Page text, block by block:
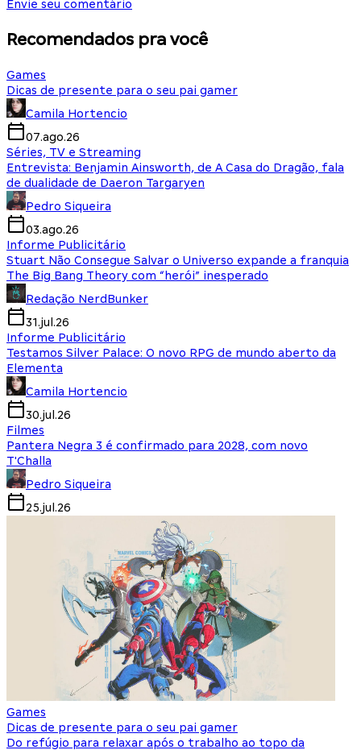
Envie seu comentário
Recomendados pra você
Games
Dicas de presente para o seu pai gamer
Camila Hortencio
07.ago.26
Séries, TV e Streaming
Entrevista: Benjamin Ainsworth, de A Casa do Dragão, fala
de dualidade de Daeron Targaryen
Pedro Siqueira
03.ago.26
Informe Publicitário
Stuart Não Consegue Salvar o Universo expande a franquia
The Big Bang Theory com “herói” inesperado
Redação NerdBunker
31.jul.26
Informe Publicitário
Testamos Silver Palace: O novo RPG de mundo aberto da
Elementa
Camila Hortencio
30.jul.26
Filmes
Pantera Negra 3 é confirmado para 2028, com novo
T'Challa
Pedro Siqueira
25.jul.26
Games
Dicas de presente para o seu pai gamer
Do refúgio para relaxar após o trabalho ao topo da